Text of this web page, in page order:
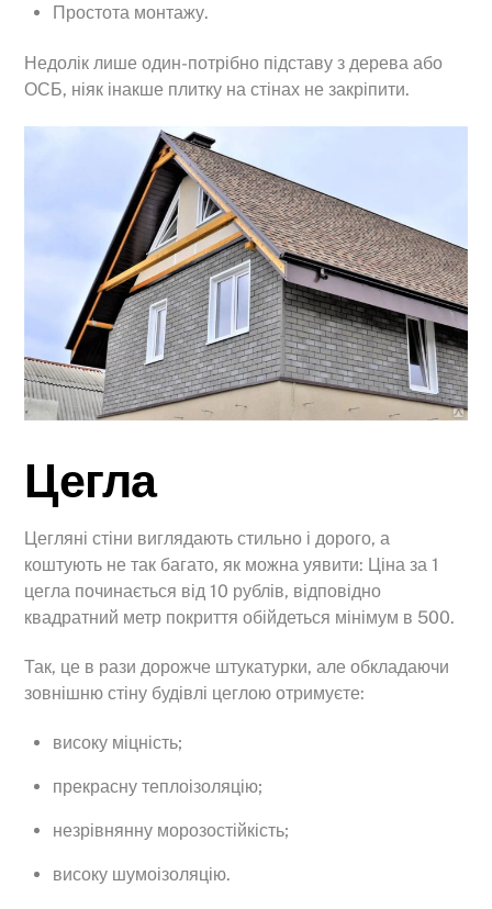
Простота монтажу.
Недолік лише один-потрібно підставу з дерева або
ОСБ, ніяк інакше плитку на стінах не закріпити.
Цегла
Цегляні стіни виглядають стильно і дорого, а
коштують не так багато, як можна уявити: Ціна за 1
цегла починається від 10 рублів, відповідно
квадратний метр покриття обійдеться мінімум в 500.
Так, це в рази дорожче штукатурки, але обкладаючи
зовнішню стіну будівлі цеглою отримуєте:
високу міцність;
прекрасну теплоізоляцію;
незрівнянну морозостійкість;
високу шумоізоляцію.